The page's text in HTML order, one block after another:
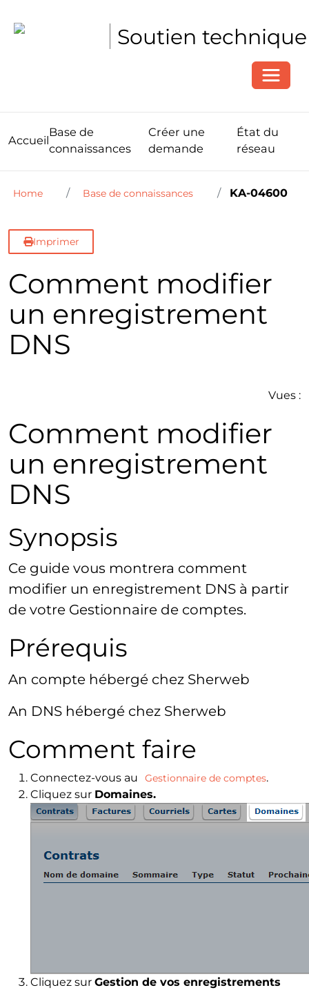
Soutien technique
Accueil
Base de
connaissances
Créer une
demande
État du
réseau
Home Base de connaissances KA-04600
Imprimer
Comment modifier
un enregistrement
DNS
Vues :
Comment modifier
un enregistrement
DNS
Synopsis
Ce guide vous montrera comment
modifier un enregistrement DNS à partir
de votre Gestionnaire de comptes.
Prérequis
An compte hébergé chez Sherweb
An DNS hébergé chez Sherweb
Comment faire
Connectez-vous au Gestionnaire de comptes.
Cliquez sur Domaines.
Cliquez sur Gestion de vos enregistrements